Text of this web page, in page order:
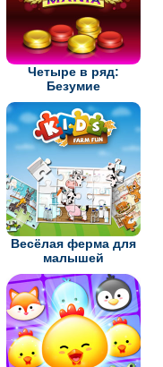
Четыре в ряд:
Безумие
Весёлая ферма для
малышей